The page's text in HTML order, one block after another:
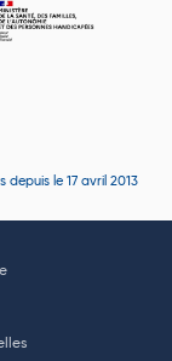
le 17 avril 2013